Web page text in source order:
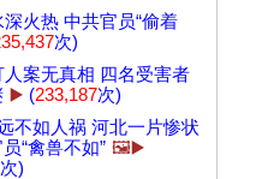
火热 中共官员“偷着
次)
人案无真相 四名受害者
▶️ (233,187次)
不如人祸 河北一片惨状
“禽兽不如” 🖼️▶️
次)